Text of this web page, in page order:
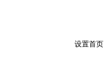
设置首页